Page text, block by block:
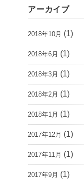
アーカイブ
2018年10月 (1)
2018年6月 (1)
2018年3月 (1)
2018年2月 (1)
2018年1月 (1)
2017年12月 (1)
2017年11月 (1)
2017年9月 (1)